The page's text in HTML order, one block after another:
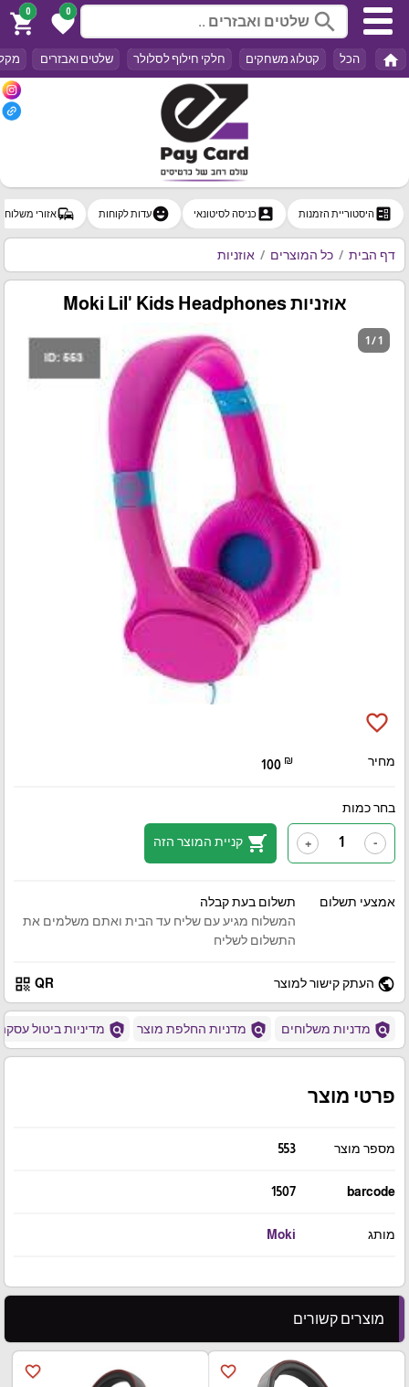
search
0
favorite
0
shopping_cart
home הכל קטלוג משחקים חלקי חילוף לסלולר שלטים ואבזרים
ballot היסטוריית הזמנות account_boxכניסה לסיטונאי emoji_emotionsעדות לקוחות commuteאזורי משלוח
דף הבית כל המוצרים אוזניות
אוזניות Moki Lil' Kids Headphones
1 / 1
favorite_border
מחיר 100 ₪
בחר כמות
-
+
shopping_cart קניית המוצר הזה
אמצעי תשלום
תשלום בעת קבלה
המשלוח מגיע עם שליח עד הבית ואתם משלמים את
התשלום לשליח
public העתק קישור למוצר QR
qr_code
policy מדניות משלוחים policy מדניות החלפת מוצר policy מדיניות ביטול
פרטי מוצר
מספר מוצר 553
barcode
1507
מותג Moki
מוצרים קשורים
favorite_border
favorite_border